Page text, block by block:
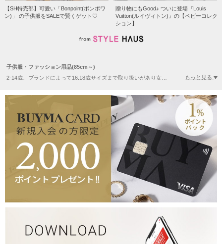
【SH特売部】可愛い「Bonpoint(ボンポワ
ン)」 の子供服をSALEで賢くゲット♡
贈り物にもGood♪ ついに登場『Louis
Vuitton(ルイヴィトン)』の【ベビーコレク
ション】
子供服・ファッション用品(85cm～)
もっと見る